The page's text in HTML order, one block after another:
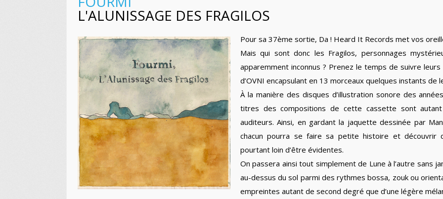
L'ALUNISSAGE DES FRAGILOS
Pour sa 37ème sortie, Da ! Heard It Records met vos
Mais qui sont donc les Fragilos, personnages
apparemment inconnus ? Prenez le temps de suivre
d’OVNI encapsulant en 13 morceaux quelques instants de
À la manière des disques d’illustration sonore des
titres des compositions de cette cassette sont autant
auditeurs. Ainsi, en gardant la jaquette dessinée par
chacun pourra se faire sa petite histoire et découvrir
pourtant loin d’être évidentes.
On passera ainsi tout simplement de Lune à l’autre sans
au-dessus du sol parmi des rythmes bossa, zouk ou
empreintes autant de second degré que d’une légère